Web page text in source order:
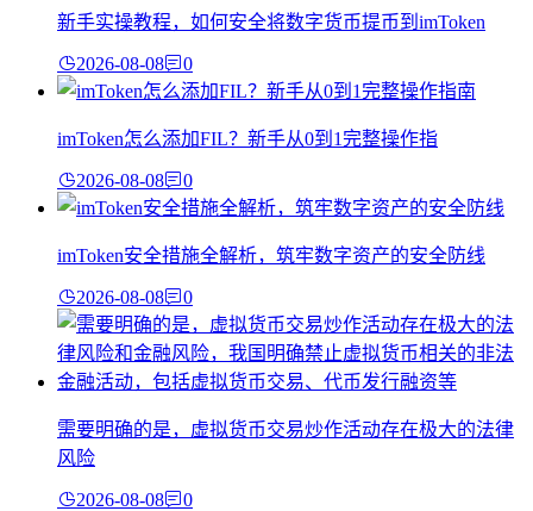
新手实操教程，如何安全将数字货币提币到imToken
2026-08-08 0
imToken怎么添加FIL？新手从0到1完整操作指
2026-08-08 0
imToken安全措施全解析，筑牢数字资产的安全防线
2026-08-08 0
需要明确的是，虚拟货币交易炒作活动存在极大的法律
风险
2026-08-08 0